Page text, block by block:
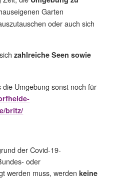
Garten
oder auch sich
zahlreiche Seen sowie
Umgebung sonst noch für
britz/
der Covid-19-
oder
werden muss, werden keine